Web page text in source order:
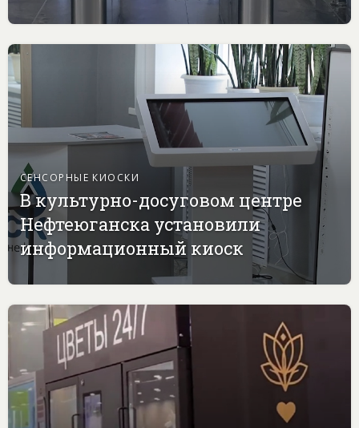
СЕНСОРНЫЕ КИОСКИ
В культурно-досуговом центре
Нефтеюганска установили
информационный киоск